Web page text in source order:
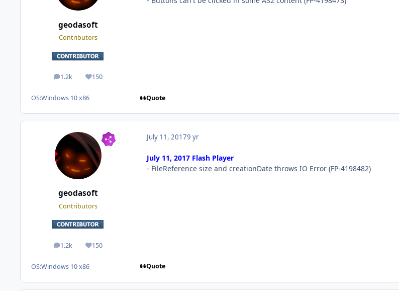
geodasoft
Contributors
1.2k
posts 150
Reputation
OS:Windows 10 x86 Quote
geodasoft
Contributors
1.2k
posts 150
Reputation
OS:Windows 10 x86
July 11, 20179 yr
July 11, 2017 Flash Player
- FileReference size and creationDate throws IO Error (FP-4198482)
Quote